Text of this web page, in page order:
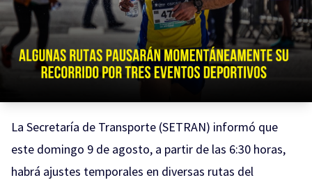
La Secretaría de Transporte (SETRAN) informó que
este domingo 9 de agosto, a partir de las 6:30 horas,
habrá ajustes temporales en diversas rutas del